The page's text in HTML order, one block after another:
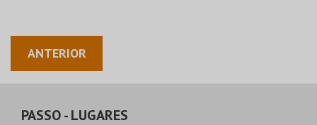
ANTERIOR
PASSO- LUGARES